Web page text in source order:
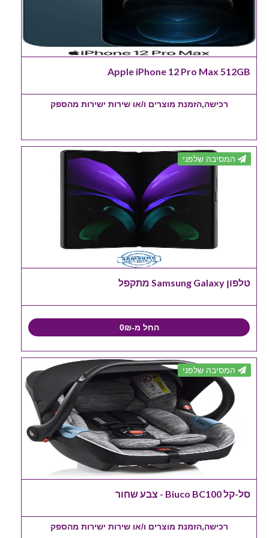
Apple iPhone 12 Pro Max 512GB
רכישה,הזמנת מוצרים ו/או שירות ישירות מהספק
המסיבה שלפני
טלפון Samsung Galaxy מתקפל
החל מ-0₪
המסיבה שלפני
סל-קל Biuco BC100 - צבע שחור
רכישה,הזמנת מוצרים ו/או שירות ישירות מהספק